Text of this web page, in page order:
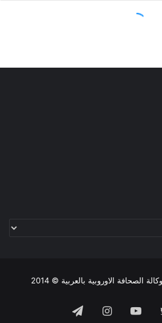
الصحافة الاوروبية بالعربية © 2014
تويتر يوتيوبانستقرامتيلقرام